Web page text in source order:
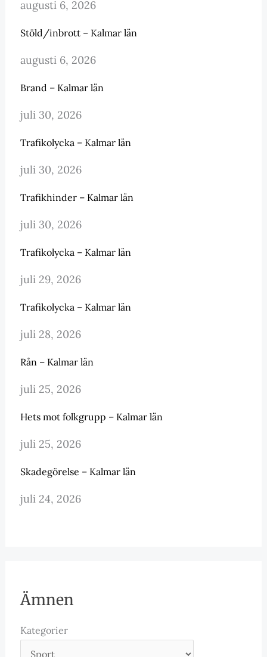
augusti 6, 2026
Stöld/inbrott – Kalmar län
augusti 6, 2026
Brand – Kalmar län
juli 30, 2026
Trafikolycka – Kalmar län
juli 30, 2026
Trafikhinder – Kalmar län
juli 30, 2026
Trafikolycka – Kalmar län
juli 29, 2026
Trafikolycka – Kalmar län
juli 28, 2026
Rån – Kalmar län
juli 25, 2026
Hets mot folkgrupp – Kalmar län
juli 25, 2026
Skadegörelse – Kalmar län
juli 24, 2026
Ämnen
Kategorier